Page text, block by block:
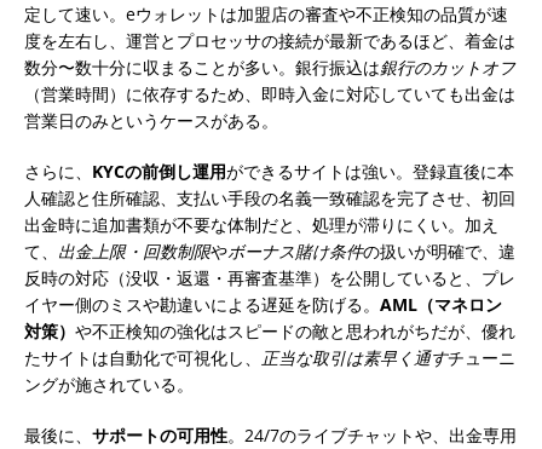
定して速い。eウォレットは加盟店の審査や不正検知の品質が速
度を左右し、運営とプロセッサの接続が最新であるほど、着金は
数分〜数十分に収まることが多い。銀行振込は銀行のカットオフ
（営業時間）に依存するため、即時入金に対応していても出金は
営業日のみというケースがある。
さらに、 KYCの前倒し運用ができるサイトは強い。登録直後に本
人確認と住所確認、支払い手段の名義一致確認を完了させ、初回
出金時に追加書類が不要な体制だと、処理が滞りにくい。加え
て、 出金上限・回数制限やボーナス賭け条件の扱いが明確で、違
反時の対応（没収・返還・再審査基準）を公開していると、プレ
イヤー側のミスや勘違いによる遅延を防げる。 AML（マネロン
対策） や不正検知の強化はスピードの敵と思われがちだが、優れ
たサイトは自動化で可視化し、
正当な取引は素早く通すチューニ
ングが施されている。
最後に、 サポートの可用性。24/7のライブチャットや、出金専用